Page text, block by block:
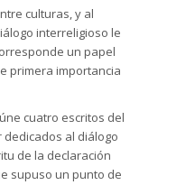
culturas, y al
interreligioso le
un papel
primera importancia
cuatro escritos del
dedicados al diálogo
de la declaración
supuso un punto de